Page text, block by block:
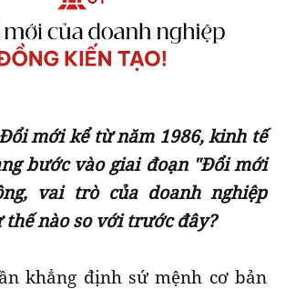
mới kể từ năm 1986, kinh tế
bước vào giai đoạn "Đổi mới
vai trò của doanh nghiệp
nào so với trước đây?
khẳng định sứ mệnh cơ bản